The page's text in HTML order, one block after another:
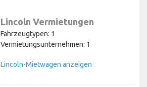
Lincoln Vermietungen
Fahrzeugtypen: 1
Vermietungsunternehmen: 1
Lincoln-Mietwagen anzeigen